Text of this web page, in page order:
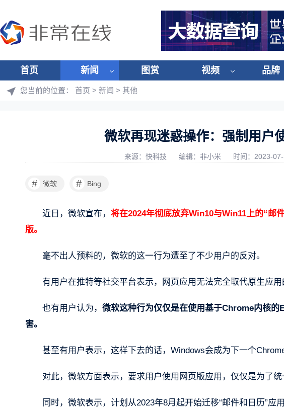
首页 新闻 图赏 视频 品牌
您当前的位置： 首页 > 新闻 > 其他
微软再现迷惑操作：强制用户
来源：快科技 编辑：非小米 时间：2023-
# 微软 # Bing
近日，微软宣布， 将在2024年彻底放弃Win10与Win11上的“邮
版。
毫不出人预料的，微软的这一行为遭至了不少用户的反对。
有用户在推特等社交平台表示，网页应用无法完全取代原生应用
也有用户认为， 微软这种行为仅仅是在使用基于Chrome内核
害。
甚至有用户表示，这样下去的话，Windows会成为下一个
对此，微软方面表示，要求用户使用网页版应用，仅仅是为了
同时，微软表示，计划从2023年8月起开始迁移“邮件和日历”